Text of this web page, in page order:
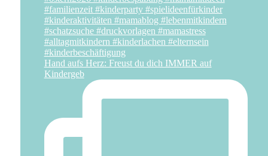
Hand aufs Herz: Freust du dich IMMER auf
Kindergeb